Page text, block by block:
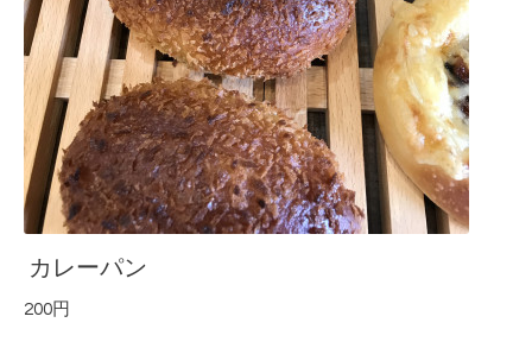
カレーパン
200円